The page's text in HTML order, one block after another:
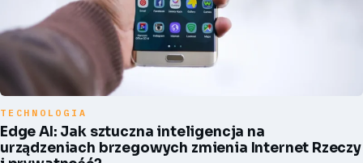
TECHNOLOGIA
Edge AI: Jak sztuczna inteligencja na
urządzeniach brzegowych zmienia Internet Rzeczy